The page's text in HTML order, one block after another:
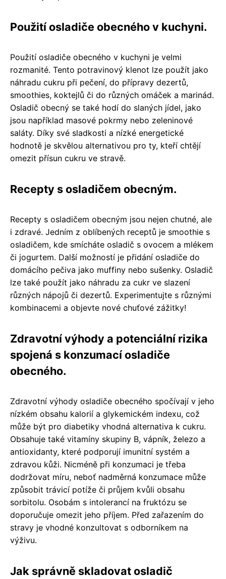
Použití osladiče obecného v kuchyni.
Použití osladiče obecného v kuchyni je velmi
rozmanité. Tento potravinový klenot lze použít jako
náhradu cukru při pečení, do přípravy dezertů,
smoothies, koktejlů či do různých omáček a marinád.
Osladič obecný se také hodí do slaných jídel, jako
jsou například masové pokrmy nebo zeleninové
saláty. Díky své sladkosti a nízké energetické
hodnotě je skvělou alternativou pro ty, kteří chtějí
omezit přísun cukru ve stravě.
Recepty s osladičem obecným.
Recepty s osladičem obecným jsou nejen chutné, ale
i zdravé. Jedním z oblíbených receptů je smoothie s
osladičem, kde smícháte osladič s ovocem a mlékem
či jogurtem. Další možností je přidání osladiče do
domácího pečiva jako muffiny nebo sušenky. Osladič
lze také použít jako náhradu za cukr ve slazení
různých nápojů či dezertů. Experimentujte s různými
kombinacemi a objevte nové chuťové zážitky!
Zdravotní výhody a potenciální rizika
spojená s konzumací osladiče
obecného.
Zdravotní výhody osladiče obecného spočívají v jeho
nízkém obsahu kalorií a glykemickém indexu, což
může být pro diabetiky vhodná alternativa k cukru.
Obsahuje také vitamíny skupiny B, vápník, železo a
antioxidanty, které podporují imunitní systém a
zdravou kůži. Nicméně při konzumaci je třeba
dodržovat míru, neboť nadměrná konzumace může
způsobit trávicí potíže či průjem kvůli obsahu
sorbitolu. Osobám s intolerancí na fruktózu se
doporučuje omezit jeho příjem. Před zařazením do
stravy je vhodné konzultovat s odborníkem na
výživu.
Jak správně skladovat osladič